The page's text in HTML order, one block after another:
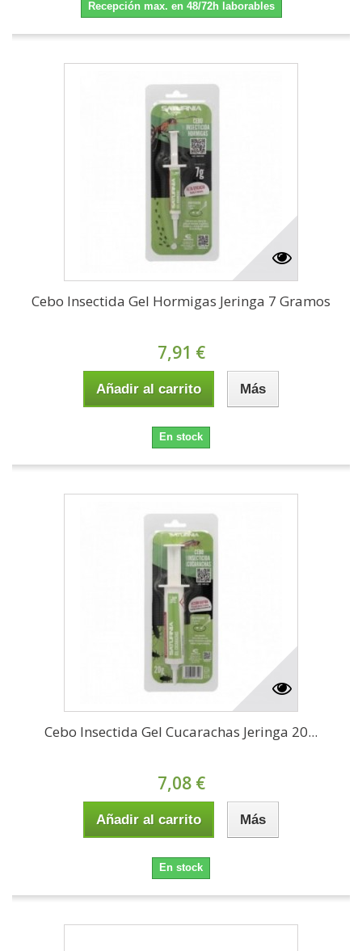
Recepción max. en 48/72h laborables
Cebo Insectida Gel Hormigas Jeringa 7 Gramos
7,91 €
Añadir al carrito Más
En stock
Cebo Insectida Gel Cucarachas Jeringa 20...
7,08 €
Añadir al carrito Más
En stock